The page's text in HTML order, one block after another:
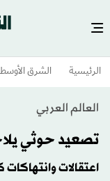
الرئيسية الشرق الأوسط​
العالم العربي
تصعيد حوثي
اعتقالات وانتهاكات